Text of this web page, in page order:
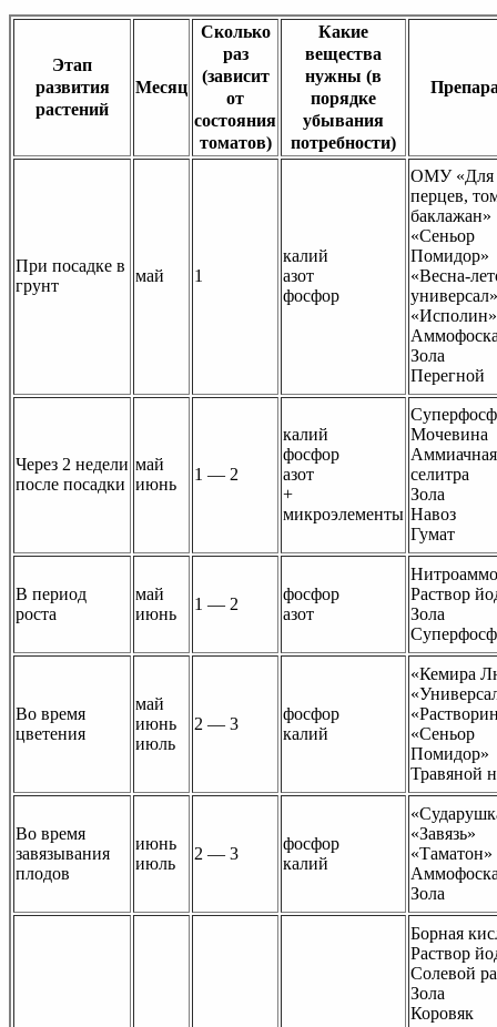
Этап
развития
растений
Месяц
Сколько
раз
(зависит
от
состояния
томатов)
Какие
вещества
нужны (в
порядке
убывания
потребности)
При посадке в
грунт
май 1
калий
азот
фосфор
ОМУ «Для
перцев,
баклажан»
«Сеньор
Помидор»
«Весна-
универсал»
«Исполин»
Зола
Перегной
Через 2 недели
после посадки
май
июнь
1 — 2
калий
фосфор
азот
+
микроэлементы
Мочевина
Аммиачная
селитра
Зола
Навоз
Гумат
В период
роста
май
июнь
1 — 2
фосфор
азот
Раствор
Зола
Во время
цветения
май
июнь
июль
2 — 3
фосфор
калий
«Кемира
«Сеньор
Помидор»
Травяной
Во время
завязывания
плодов
июнь
июль
2 — 3
фосфор
калий
«Завязь»
«Таматон»
Зола
Борная
Раствор
Солевой
Зола
Коровяк